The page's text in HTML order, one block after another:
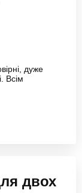
дуже
Всім
двох